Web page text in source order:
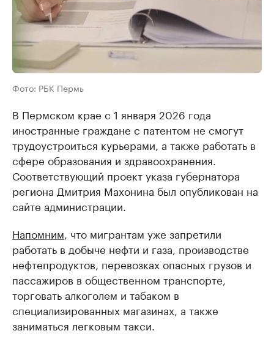
Фото: РБК Пермь
В Пермском крае с 1 января 2026 года
иностранные граждане с патентом не смогут
трудоустроиться курьерами, а также работать в
сфере образования и здравоохранения.
Соответствующий проект указа губернатора
региона Дмитрия Махонина был опубликован на
сайте администрации.
Напомним, что мигрантам уже запретили
работать в добыче нефти и газа, производстве
нефтепродуктов, перевозках опасных грузов и
пассажиров в общественном транспорте,
торговать алкоголем и табаком в
специализированных магазинах, а также
заниматься легковым такси.